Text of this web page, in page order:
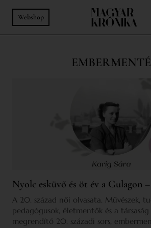
Webshop
Nyolc esküvő és öt év a Gulagon
A 20. század női olvasata. Művészek,
pedagógusok, életmentők és a társaság
megrendítő 20. századi sors,